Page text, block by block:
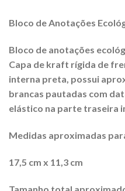
Bloco de Anotações
Bloco de anotações
Capa de kraft rígida de
interna preta, possui
brancas pautadas com
elástico na parte traseira i
Medidas aproximadas
17,5 cm x 11,3 cm
Tamanho total